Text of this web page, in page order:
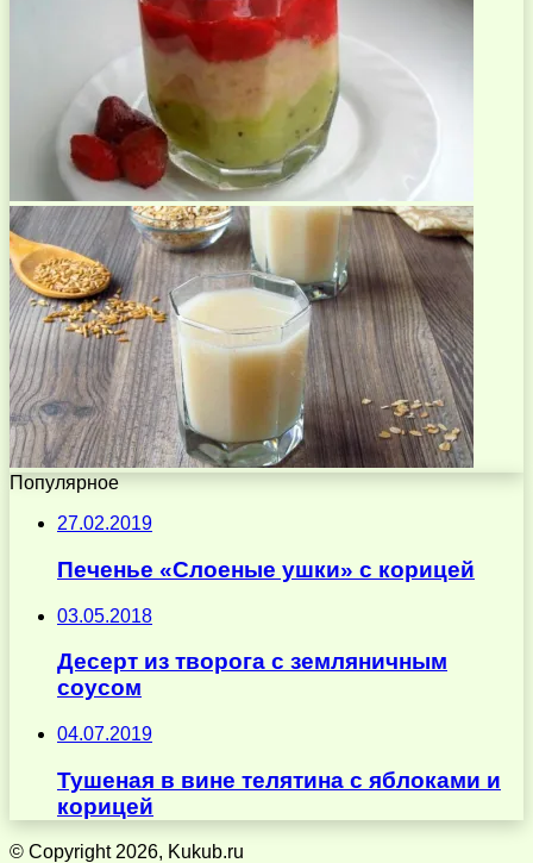
Популярное
27.02.2019
Печенье «Слоеные ушки» с корицей
03.05.2018
Десерт из творога с земляничным
соусом
04.07.2019
Тушеная в вине телятина с яблоками и
корицей
© Copyright 2026, Kukub.ru